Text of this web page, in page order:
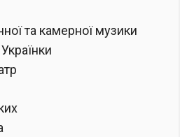
та камерної музики